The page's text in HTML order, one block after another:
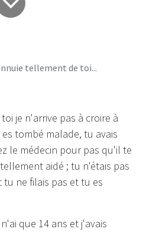
tellement de toi...
je n'arrive pas à croire à
tombé malade, tu avais
le médecin pour pas qu'il te
aidé ; tu n'étais pas
ne filais pas et tu es
que 14 ans et j'avais